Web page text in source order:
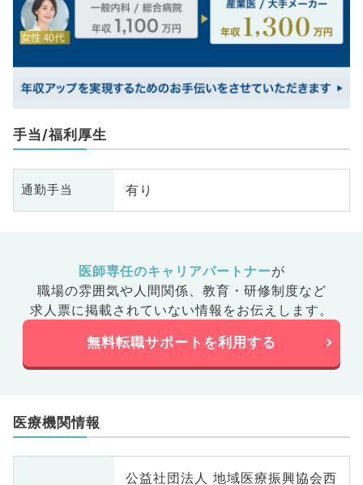
手当/福利厚生
通勤手当 有り
医師専任のキャリアパートナーが
職場の雰囲気や人間関係、 教育・研修制度など
求人票に掲載されていない情報をお伝えします。
無料転職サポートを利用する
医療機関情報
公益社団法人 地域医療振興協会西